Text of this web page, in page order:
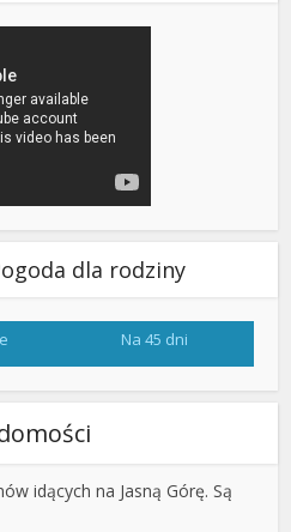
dla rodziny
Na 45 dni
idących na Jasną Górę. Są